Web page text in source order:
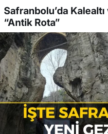
Safranbolu’da
“Antik Rota”